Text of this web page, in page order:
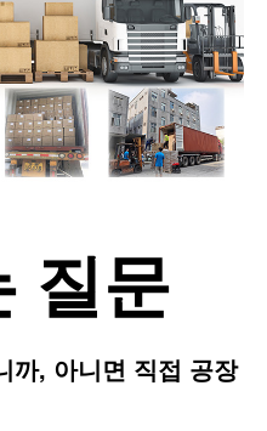
질문
까, 아니면 직접 공장